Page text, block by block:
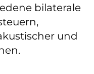
bilaterale
und